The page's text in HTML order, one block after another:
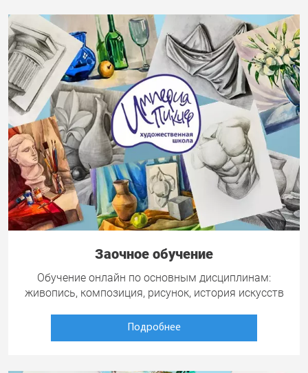
Заочное обучение
Обучение онлайн по основным дисциплинам:
живопись, композиция, рисунок, история искусств
Подробнее